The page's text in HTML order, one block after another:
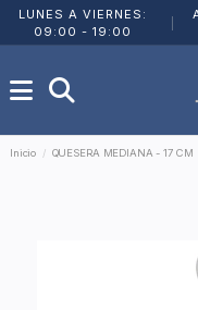
LUNES A VIERNES:
09:00 - 19:00
Inicio QUESERA MEDIANA - 17 CM